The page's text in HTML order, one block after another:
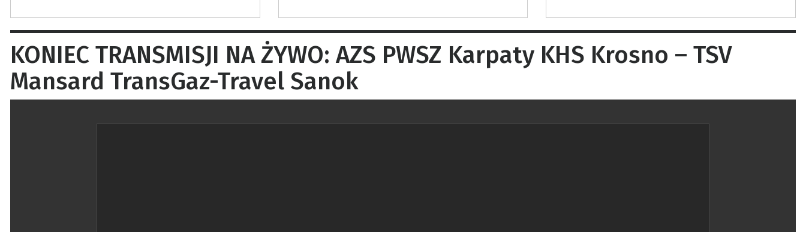
KONIEC TRANSMISJI NA ŻYWO: AZS PWSZ Karpaty KHS Krosno – TSV
Mansard TransGaz-Travel Sanok